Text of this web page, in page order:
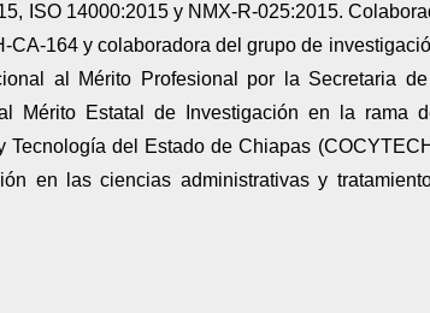
ISO 14000:2015 y NMX-R-025:2015.
CA-164 y colaboradora del grupo de
al Mérito Profesional por la Secretaria
Mérito Estatal de Investigación en la rama
del Estado de Chiapas
en las ciencias administrativas y